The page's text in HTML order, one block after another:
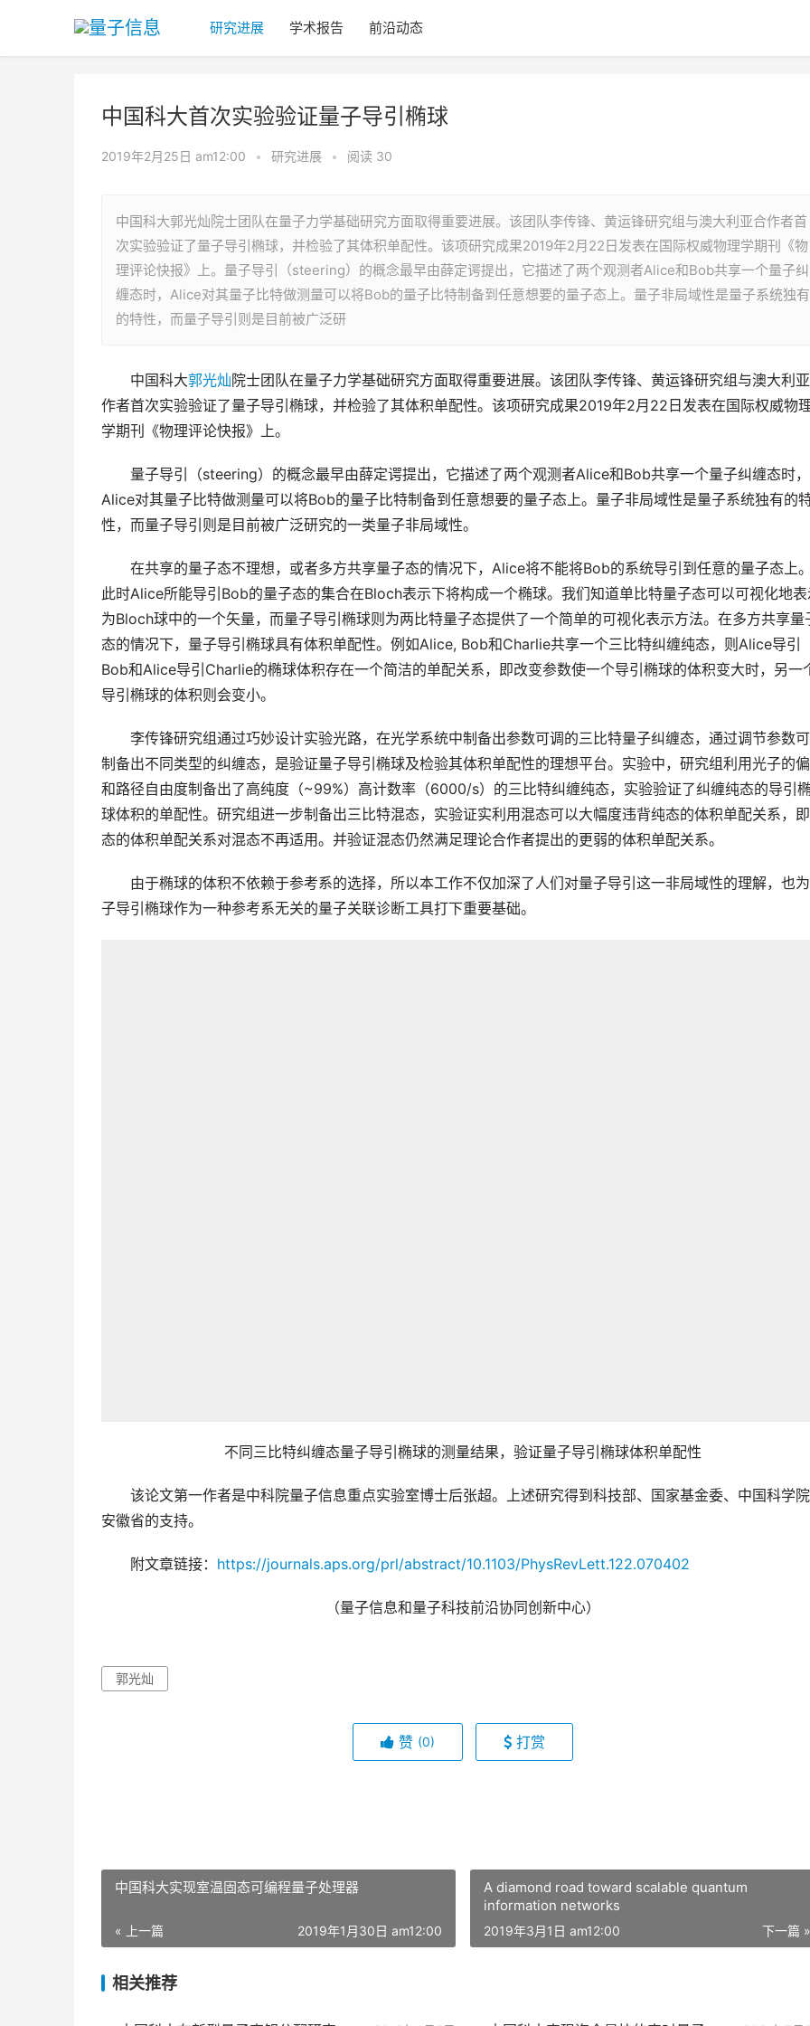
研究进展 学术报告 前沿动态
中国科大首次实验验证量子导引椭球
2019年2月25日 am12:00 • 研究进展 • 阅读 30
中国科大郭光灿院士团队在量子力学基础研究方面取得重要进展。该团队李传锋、黄运锋研究组与澳大利亚合作者首
次实验验证了量子导引椭球，并检验了其体积单配性。该项研究成果2019年2月22日发表在国际权威物理学期刊《物
理评论快报》上。量子导引（steering）的概念最早由薛定谔提出，它描述了两个观测者Alice和Bob共享一个量子纠
缠态时，Alice对其量子比特做测量可以将Bob的量子比特制备到任意想要的量子态上。量子非局域性是量子系统独有
的特性，而量子导引则是目前被广泛研
中国科大郭光灿院士团队在量子力学基础研究方面取得重要进展。该团队李传锋、黄运锋研究组与澳大利
作者首次实验验证了量子导引椭球，并检验了其体积单配性。该项研究成果2019年2月22日发表在国际权威物
学期刊《物理评论快报》上。
量子导引（steering）的概念最早由薛定谔提出，它描述了两个观测者Alice和Bob共享一个量子纠缠态时，
Alice对其量子比特做测量可以将Bob的量子比特制备到任意想要的量子态上。量子非局域性是量子系统独有的
性，而量子导引则是目前被广泛研究的一类量子非局域性。
在共享的量子态不理想，或者多方共享量子态的情况下，Alice将不能将Bob的系统导引到任意的量子态上
此时Alice所能导引Bob的量子态的集合在Bloch表示下将构成一个椭球。我们知道单比特量子态可以可视化地
为Bloch球中的一个矢量，而量子导引椭球则为两比特量子态提供了一个简单的可视化表示方法。在多方共享量
态的情况下，量子导引椭球具有体积单配性。例如Alice, Bob和Charlie共享一个三比特纠缠纯态，则Alice导引
Bob和Alice导引Charlie的椭球体积存在一个简洁的单配关系，即改变参数使一个导引椭球的体积变大时，另一
导引椭球的体积则会变小。
李传锋研究组通过巧妙设计实验光路，在光学系统中制备出参数可调的三比特量子纠缠态，通过调节参数
制备出不同类型的纠缠态，是验证量子导引椭球及检验其体积单配性的理想平台。实验中，研究组利用光子的
和路径自由度制备出了高纯度（~99%）高计数率（6000/s）的三比特纠缠纯态，实验验证了纠缠纯态的导引
球体积的单配性。研究组进一步制备出三比特混态，实验证实利用混态可以大幅度违背纯态的体积单配关系，
态的体积单配关系对混态不再适用。并验证混态仍然满足理论合作者提出的更弱的体积单配关系。
由于椭球的体积不依赖于参考系的选择，所以本工作不仅加深了人们对量子导引这一非局域性的理解，也
子导引椭球作为一种参考系无关的量子关联诊断工具打下重要基础。
不同三比特纠缠态量子导引椭球的测量结果，验证量子导引椭球体积单配性
该论文第一作者是中科院量子信息重点实验室博士后张超。上述研究得到科技部、国家基金委、中国科学
安徽省的支持。
附文章链接： https://journals.aps.org/prl/abstract/10.1103/PhysRevLett.122.070402
（量子信息和量子科技前沿协同创新中心）
郭光灿
赞 (0) 打赏
中国科大实现室温固态可编程量子处理器
« 上一篇 2019年1月30日 am12:00
A diamond road toward scalable quantum
information networks
下一篇 »
2019年3月1日 am12:00
相关推荐